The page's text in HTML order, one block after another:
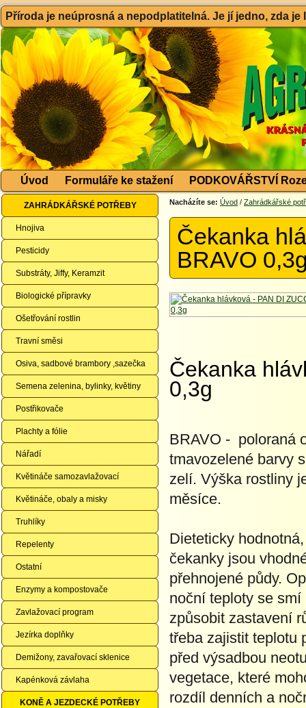
Příroda je neúprosná a nepodplatitelná. Je jí jedno, zda
Úvod Formuláře ke stažení PODKOVÁŘSTVÍ
ZAHRÁDKÁŘSKÉ POTŘEBY
Hnojiva
Pesticidy
Substráty, Jiffy, Keramzit
Biologické přípravky
Ošetřování rostlin
Travní směsi
Osiva, sadbové brambory ,sazečka
Semena zelenina, bylinky, květiny
Postřikovače
Plachty a fólie
Nářadí
Květináče samozavlažovací
Květináče, obaly a misky
Truhlíky
Repelenty
Ostatní
Enzymy a kompostovače
Zavlažovací program
Jezírka doplňky
Demižony, zavařovací sklenice
Kapénková závlaha
KONĚ A JEZDECKÉ POTŘEBY
Nacházíte se: Úvod / Zahrádkářské
Čekanka
BRAVO
Čekanka
0,3g
BRAVO - poloraná
tmavozelené barvy
zelí. Výška rostliny
měsíce.
Dieteticky
čekanky jsou
přehnojené půdy.
noční teploty se smí
způsobit zastavení
třeba zajistit teplotu
před výsadbou
vegetace, které
rozdíl denních a